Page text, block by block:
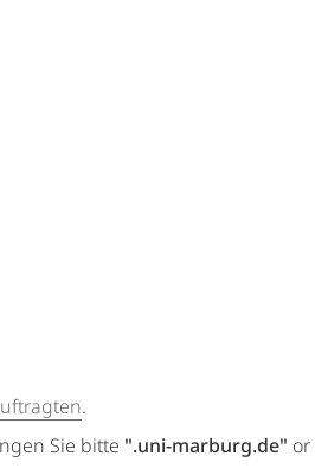
.
Sie bitte ".uni-marburg.de" or